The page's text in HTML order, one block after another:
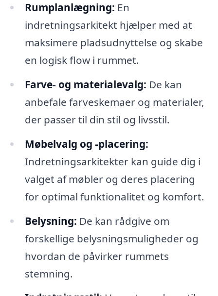
Rumplanlægning: En
indretningsarkitekt hjælper med at
maksimere pladsudnyttelse og skabe
en logisk flow i rummet.
Farve- og materialevalg: De kan
anbefale farveskemaer og materialer,
der passer til din stil og livsstil.
Møbelvalg og -placering:
Indretningsarkitekter kan guide dig i
valget af møbler og deres placering
for optimal funktionalitet og komfort.
Belysning: De kan rådgive om
forskellige belysningsmuligheder og
hvordan de påvirker rummets
stemning.